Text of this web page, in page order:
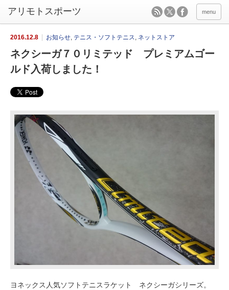
menu
2016.12.8 お知らせ, テニス・ソフトテニス, ネットストア
ネクシーガ７０リミテッド プレミアムゴー
ルド入荷しました！
ヨネックス人気ソフトテニスラケット ネクシーガシリーズ。